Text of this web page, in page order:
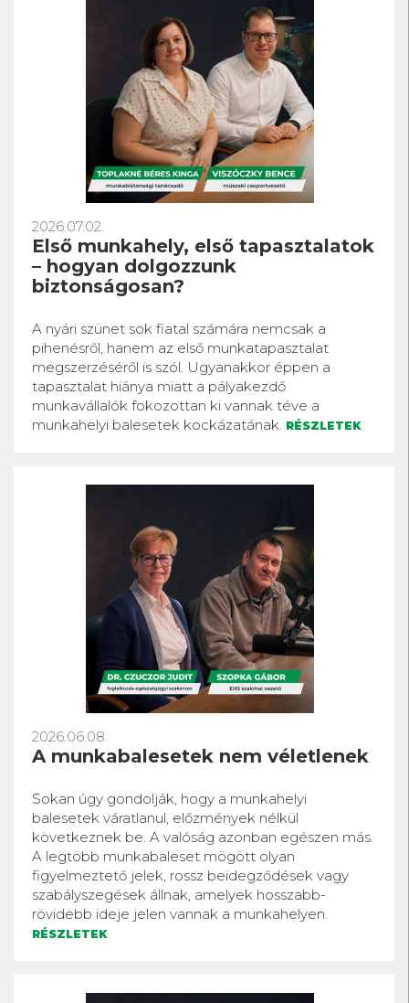
2026.07.02.
Első munkahely, első tapasztalatok
– hogyan dolgozzunk
biztonságosan?
A nyári szünet sok fiatal számára nemcsak a
pihenésről, hanem az első munkatapasztalat
megszerzéséről is szól. Ugyanakkor éppen a
tapasztalat hiánya miatt a pályakezdő
munkavállalók fokozottan ki vannak téve a
munkahelyi balesetek kockázatának. RÉSZLETEK
2026.06.08.
A munkabalesetek nem véletlenek
Sokan úgy gondolják, hogy a munkahelyi
balesetek váratlanul, előzmények nélkül
következnek be. A valóság azonban egészen más.
A legtöbb munkabaleset mögött olyan
figyelmeztető jelek, rossz beidegződések vagy
szabályszegések állnak, amelyek hosszabb-
rövidebb ideje jelen vannak a munkahelyen.
RÉSZLETEK